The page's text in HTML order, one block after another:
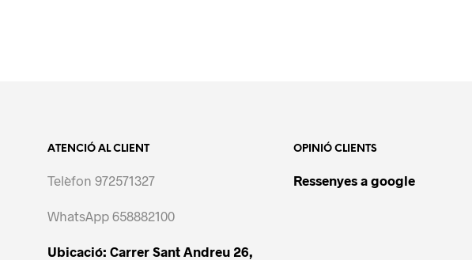
ATENCIÓ AL CLIENT
Telèfon 972571327
WhatsApp 658882100
Ubicació: Carrer Sant Andreu 26,
OPINIÓ CLIENTS
Ressenyes a google